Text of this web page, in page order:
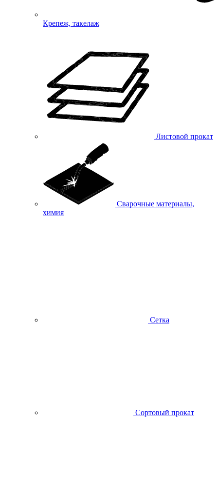
Крепеж, такелаж
Листовой прокат
Сварочные материалы,
химия
Сетка
Сортовый прокат